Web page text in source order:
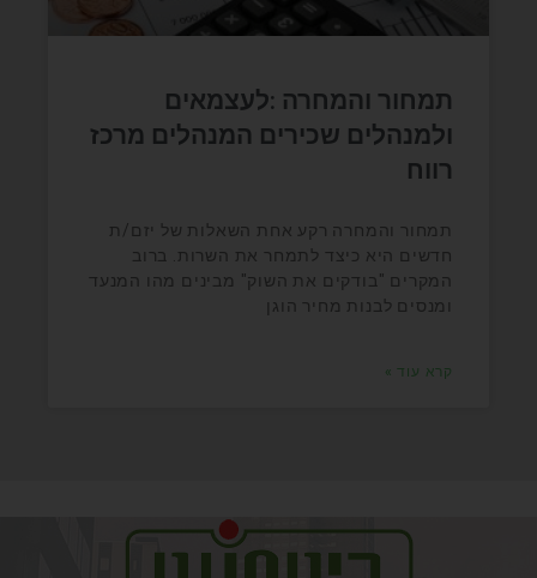
תמחור והמחרה :לעצמאים
ולמנהלים שכירים המנהלים מרכז
רווח
תמחור והמחרה רקע אחת השאלות של יזם/ת
חדשים היא כיצד לתמחר את השרות. ברוב
המקרים "בודקים את השוק" מבינים מהו המנעד
ומנסים לבנות מחיר הוגן
קרא עוד »